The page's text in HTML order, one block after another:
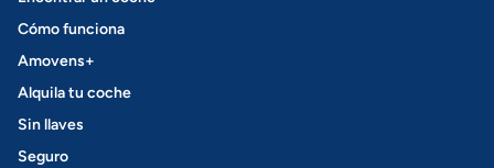
Cómo funciona
Amovens+
Alquila tu coche
Sin llaves
Seguro